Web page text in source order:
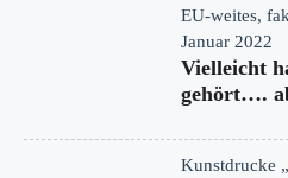
EU-weites,
Januar 2022
Vielleicht
gehört….
Kunstdrucke